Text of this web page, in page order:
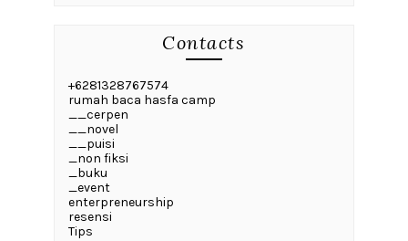
Contacts
+6281328767574
rumah baca hasfa camp
__cerpen
__novel
__puisi
_non fiksi
_buku
_event
enterpreneurship
resensi
Tips